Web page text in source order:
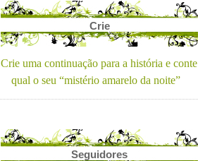
Crie
Crie uma continuação para a história e conte
qual o seu “mistério amarelo da noite”
Seguidores